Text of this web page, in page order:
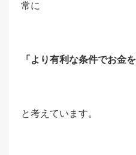
常に
「より有利な条件でお金
と考えています。